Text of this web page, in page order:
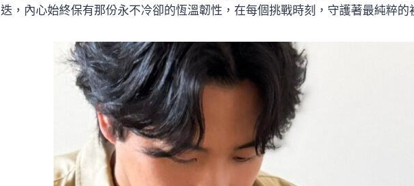
迭，內心始終保有那份永不冷卻的恆溫韌性，在每個挑戰時刻，守護著最純粹的